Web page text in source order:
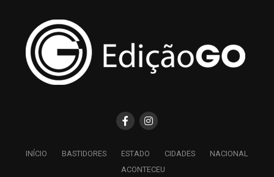
INÍCIO BASTIDORES ESTADO CIDADES
NACIONAL
ACONTECEU